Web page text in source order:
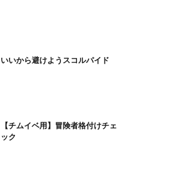
いいから避けようスコルパイド
【チムイベ用】冒険者格付けチェ
ック